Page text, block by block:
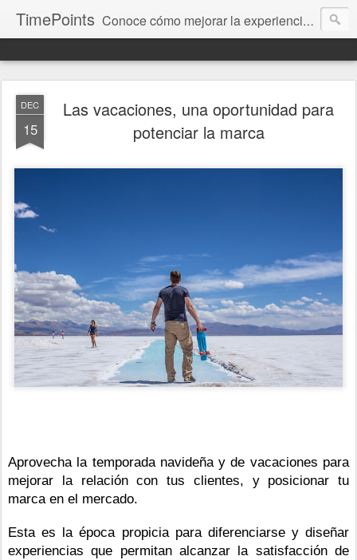
TimePoints Conoce cómo mejorar la experiencia del cliente. Te brindamos información para medir, gestionar y corregir, fundamentada en nuestro trabajo y resultados.
DEC
15
Las vacaciones, una oportunidad para
potenciar la marca
Aprovecha la temporada navideña y de vacaciones para
mejorar la relación con tus clientes, y posicionar tu
marca en el mercado.
Esta es la época propicia para diferenciarse y diseñar
experiencias que permitan alcanzar la satisfacción de